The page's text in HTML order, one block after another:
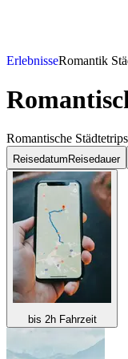
ErlebnisseRomantik
Romantische
Reisedatum Reisedauer
bis 2h Fahrzeit